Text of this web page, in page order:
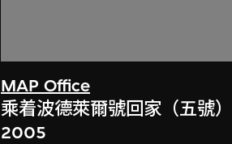
MAP Office
乘着波德萊爾號回家（五號）
2005